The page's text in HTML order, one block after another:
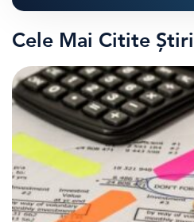
Cele Mai Citite Știri